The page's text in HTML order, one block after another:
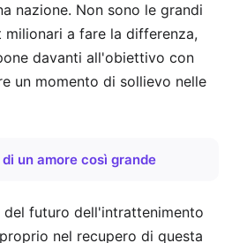
nazione. Non sono le grandi
a fare la differenza,
davanti all'obiettivo con
un momento di sollievo nelle
un amore così grande
del futuro dell'intrattenimento
nel recupero di questa